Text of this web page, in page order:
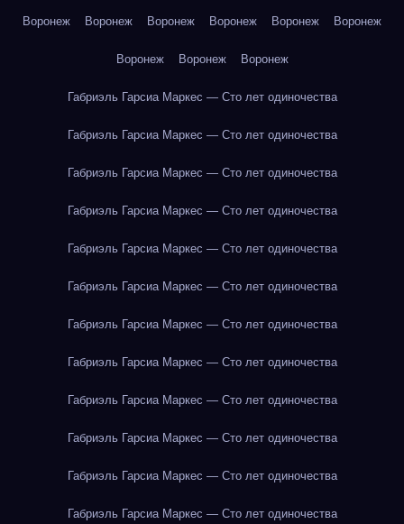
Воронеж Воронеж Воронеж Воронеж Воронеж Воронеж
Воронеж Воронеж Воронеж
Габриэль Гарсиа Маркес — Сто лет одиночества
Габриэль Гарсиа Маркес — Сто лет одиночества
Габриэль Гарсиа Маркес — Сто лет одиночества
Габриэль Гарсиа Маркес — Сто лет одиночества
Габриэль Гарсиа Маркес — Сто лет одиночества
Габриэль Гарсиа Маркес — Сто лет одиночества
Габриэль Гарсиа Маркес — Сто лет одиночества
Габриэль Гарсиа Маркес — Сто лет одиночества
Габриэль Гарсиа Маркес — Сто лет одиночества
Габриэль Гарсиа Маркес — Сто лет одиночества
Габриэль Гарсиа Маркес — Сто лет одиночества
Габриэль Гарсиа Маркес — Сто лет одиночества